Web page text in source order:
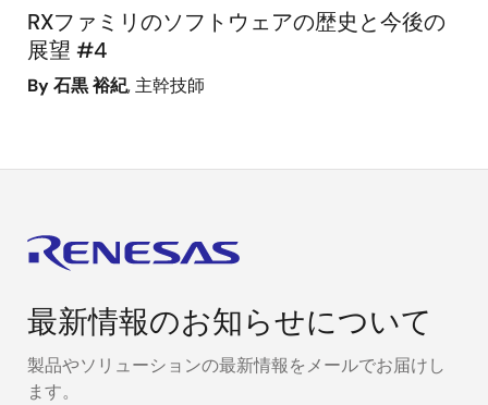
RXファミリのソフトウェアの歴史と今後の
展望 #4
By 石黒 裕紀, 主幹技師
最新情報のお知らせについて
製品やソリューションの最新情報をメールでお届けし
ます。